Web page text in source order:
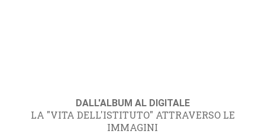
DALL'ALBUM AL DIGITALE
LA "VITA DELL'ISTITUTO" ATTRAVERSO LE
IMMAGINI